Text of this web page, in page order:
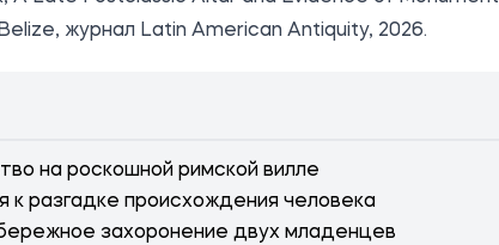
журнал Latin American Antiquity, 2026.
на роскошной римской вилле
к разгадке происхождения человека
захоронение двух младенцев